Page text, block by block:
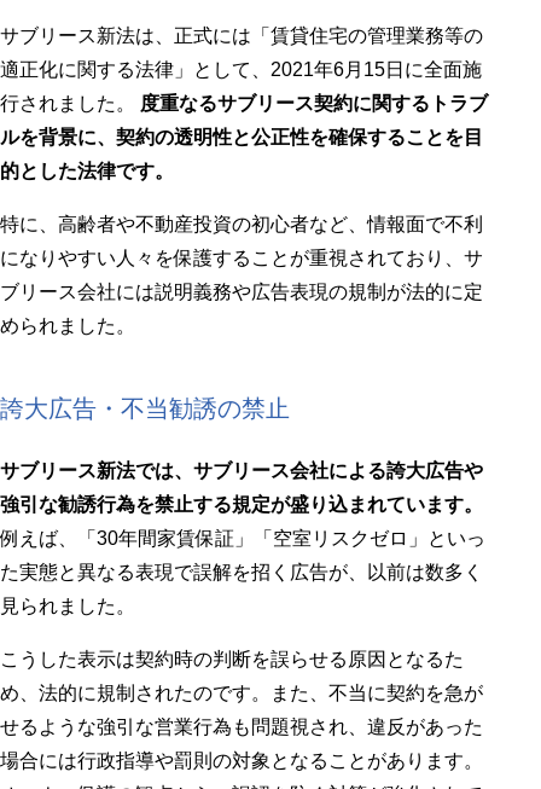
サブリース新法は、正式には「賃貸住宅の管理業務等の
適正化に関する法律」として、2021年6月15日に全面施
行されました。
度重なるサブリース契約に関するトラブ
ルを背景に、契約の透明性と公正性を確保することを目
的とした法律です。
特に、高齢者や不動産投資の初心者など、情報面で不利
になりやすい人々を保護することが重視されており、サ
ブリース会社には説明義務や広告表現の規制が法的に定
められました。
誇大広告・不当勧誘の禁止
サブリース新法では、サブリース会社による誇大広告や
強引な勧誘行為を禁止する規定が盛り込まれています。
例えば、「30年間家賃保証」「空室リスクゼロ」といっ
た実態と異なる表現で誤解を招く広告が、以前は数多く
見られました。
こうした表示は契約時の判断を誤らせる原因となるた
め、法的に規制されたのです。また、不当に契約を急が
せるような強引な営業行為も問題視され、違反があった
場合には行政指導や罰則の対象となることがあります。